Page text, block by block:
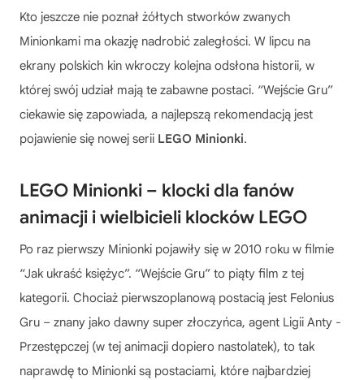
Kto jeszcze nie poznał żółtych stworków zwanych
Minionkami ma okazję nadrobić zaległości. W lipcu na
ekrany polskich kin wkroczy kolejna odsłona historii, w
której swój udział mają te zabawne postaci. “Wejście Gru”
ciekawie się zapowiada, a najlepszą rekomendacją jest
pojawienie się nowej serii LEGO Minionki.
LEGO Minionki – klocki dla fanów
animacji i wielbicieli klocków LEGO
Po raz pierwszy Minionki pojawiły się w 2010 roku w filmie
“Jak ukraść księżyc”. “Wejście Gru” to piąty film z tej
kategorii. Chociaż pierwszoplanową postacią jest Felonius
Gru – znany jako dawny super złoczyńca, agent Ligii Anty -
Przestępczej (w tej animacji dopiero nastolatek), to tak
naprawdę to Minionki są postaciami, które najbardziej